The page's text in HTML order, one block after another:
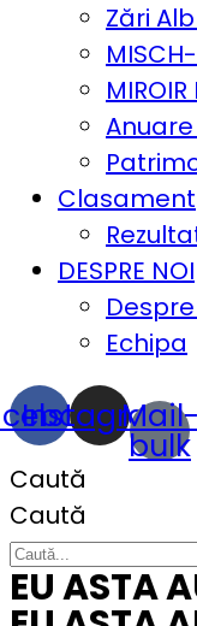
Zări
Clasament
DESPRE NOI
Echipa
Instagram
Mail-
bulk
Caută
Caută
EU ASTA